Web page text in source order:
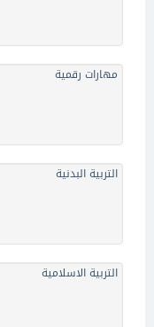
مهارات رقمية
التربية البدنية
التربية الاسلامية